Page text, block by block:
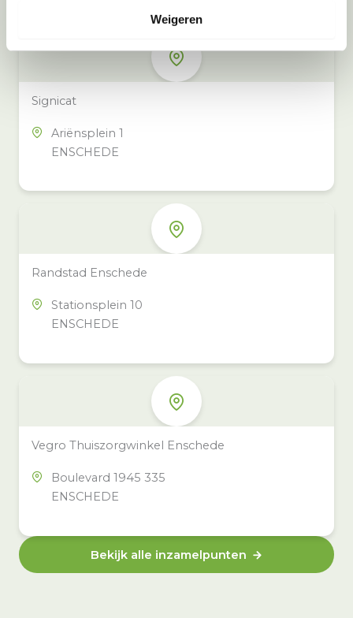
Weigeren
ook in jouw buurt.
Signicat
Ariënsplein 1
ENSCHEDE
Randstad Enschede
Stationsplein 10
ENSCHEDE
Vegro Thuiszorgwinkel Enschede
Boulevard 1945 335
ENSCHEDE
Bekijk alle inzamelpunten